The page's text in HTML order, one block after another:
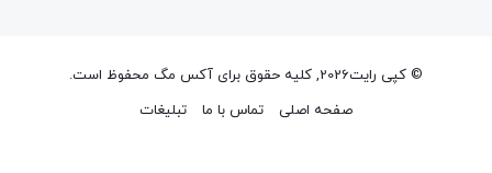
© کپی رایت2026, کلیه حقوق برای آکس مگ محفوظ است.
صفحه اصلی
تماس با ما تبلیغات